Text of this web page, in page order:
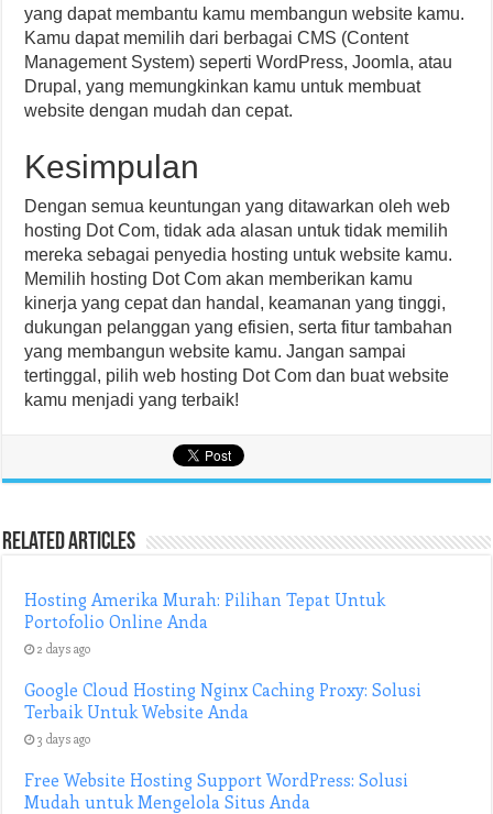
yang dapat membantu kamu membangun website kamu.
Kamu dapat memilih dari berbagai CMS (Content
Management System) seperti WordPress, Joomla, atau
Drupal, yang memungkinkan kamu untuk membuat
website dengan mudah dan cepat.
Kesimpulan
Dengan semua keuntungan yang ditawarkan oleh web
hosting Dot Com, tidak ada alasan untuk tidak memilih
mereka sebagai penyedia hosting untuk website kamu.
Memilih hosting Dot Com akan memberikan kamu
kinerja yang cepat dan handal, keamanan yang tinggi,
dukungan pelanggan yang efisien, serta fitur tambahan
yang membangun website kamu. Jangan sampai
tertinggal, pilih web hosting Dot Com dan buat website
kamu menjadi yang terbaik!
Related Articles
Hosting Amerika Murah: Pilihan Tepat Untuk
Portofolio Online Anda
2 days ago
Google Cloud Hosting Nginx Caching Proxy: Solusi
Terbaik Untuk Website Anda
3 days ago
Free Website Hosting Support WordPress: Solusi
Mudah untuk Mengelola Situs Anda